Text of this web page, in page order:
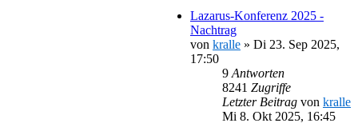
Lazarus-Konferenz 2025 -
Nachtrag
von kralle » Di 23. Sep 2025,
17:50
9 Antworten
8241 Zugriffe
Letzter Beitrag von kralle
Mi 8. Okt 2025, 16:45